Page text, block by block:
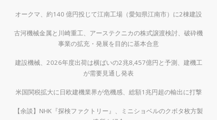
オークマ、約140 億円投じて江南工場（愛知県江南市）に2棟建設
古河機械金属と川崎重工、アーステクニカの株式譲渡検討、破砕機
事業の拡充・発展を目的に基本合意
建設機械、2026年度出荷は横ばいの2兆8,457億円と予測、建機工
が需要見通し発表
米国関税拡大に日欧建機業界が危機感、総額1兆円超の輸出に打撃
【余談】NHK『探検ファクトリー』、ミニショベルのクボタ枚方製